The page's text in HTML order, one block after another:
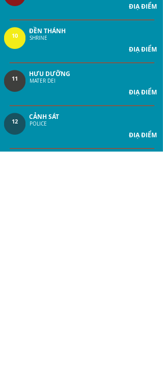
ĐIẠ ĐIỂM
10
ĐỀN THÁNH
SHRINE
ĐIẠ ĐIỂM
11
HƯU DƯỠNG
MATER DEI
ĐIẠ ĐIỂM
12
CẢNH SÁT
POLICE
ĐIẠ ĐIỂM